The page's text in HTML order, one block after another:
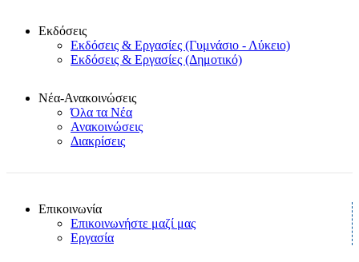
Εκδόσεις
Εκδόσεις & Εργασίες (Γυμνάσιο - Λύκειο)
Εκδόσεις & Εργασίες (Δημοτικό)
Νέα-Ανακοινώσεις
Όλα τα Νέα
Ανακοινώσεις
Διακρίσεις
Επικοινωνία
Επικοινωνήστε μαζί μας
Εργασία